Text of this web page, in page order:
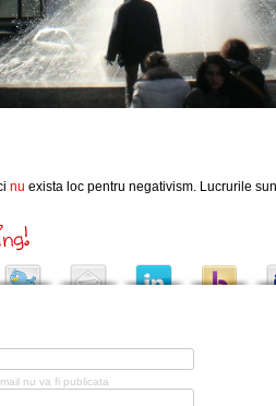
nu exista loc pentru negativism. Lucrurile
nu va fi publicata